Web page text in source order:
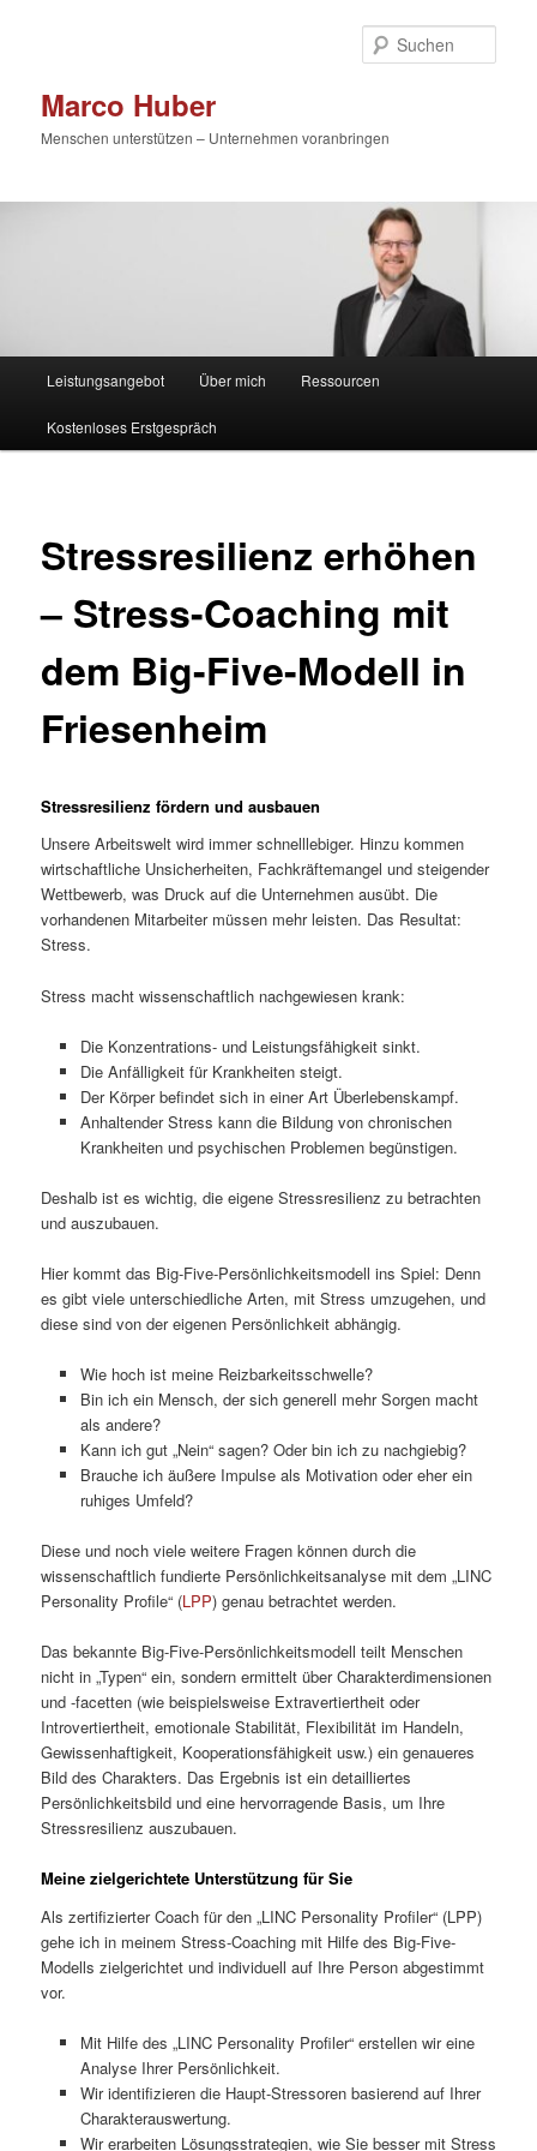
Marco Huber
Menschen unterstützen – Unternehmen voranbringen
Leistungsangebot Über mich Ressourcen
Kostenloses Erstgespräch
Stressresilienz erhöhen
– Stress-Coaching mit
dem Big-Five-Modell in
Friesenheim
Stressresilienz fördern und ausbauen
Unsere Arbeitswelt wird immer schnelllebiger. Hinzu kommen
wirtschaftliche Unsicherheiten, Fachkräftemangel und steigender
Wettbewerb, was Druck auf die Unternehmen ausübt. Die
vorhandenen Mitarbeiter müssen mehr leisten. Das Resultat:
Stress.
Stress macht wissenschaftlich nachgewiesen krank:
Die Konzentrations- und Leistungsfähigkeit sinkt.
Die Anfälligkeit für Krankheiten steigt.
Der Körper befindet sich in einer Art Überlebenskampf.
Anhaltender Stress kann die Bildung von chronischen
Krankheiten und psychischen Problemen begünstigen.
Deshalb ist es wichtig, die eigene Stressresilienz zu betrachten
und auszubauen.
Hier kommt das Big-Five-Persönlichkeitsmodell ins Spiel: Denn
es gibt viele unterschiedliche Arten, mit Stress umzugehen, und
diese sind von der eigenen Persönlichkeit abhängig.
Wie hoch ist meine Reizbarkeitsschwelle?
Bin ich ein Mensch, der sich generell mehr Sorgen macht
als andere?
Kann ich gut „Nein“ sagen? Oder bin ich zu nachgiebig?
Brauche ich äußere Impulse als Motivation oder eher ein
ruhiges Umfeld?
Diese und noch viele weitere Fragen können durch die
wissenschaftlich fundierte Persönlichkeitsanalyse mit dem „LINC
Personality Profile“ (LPP) genau betrachtet werden.
Das bekannte Big-Five-Persönlichkeitsmodell teilt Menschen
nicht in „Typen“ ein, sondern ermittelt über Charakterdimensionen
und -facetten (wie beispielsweise Extravertiertheit oder
Introvertiertheit, emotionale Stabilität, Flexibilität im Handeln,
Gewissenhaftigkeit, Kooperationsfähigkeit usw.) ein genaueres
Bild des Charakters. Das Ergebnis ist ein detailliertes
Persönlichkeitsbild und eine hervorragende Basis, um Ihre
Stressresilienz auszubauen.
Meine zielgerichtete Unterstützung für Sie
Als zertifizierter Coach für den „LINC Personality Profiler“ (LPP)
gehe ich in meinem Stress-Coaching mit Hilfe des Big-Five-
Modells zielgerichtet und individuell auf Ihre Person abgestimmt
vor.
Mit Hilfe des „LINC Personality Profiler“ erstellen wir eine
Analyse Ihrer Persönlichkeit.
Wir identifizieren die Haupt-Stressoren basierend auf Ihrer
Charakterauswertung.
Wir erarbeiten Lösungsstrategien, wie Sie besser mit Stress